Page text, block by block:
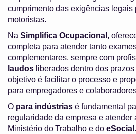
cumprimento das exigências legais
motoristas.
Na Simplifica Ocupacional ,
completa para atender tanto
complementares, sempre com
laudos liberados dentro dos
objetivo é facilitar o processo e
para empregadores e
O para indústrias é fundamental
regularidade da empresa e atender
Ministério do Trabalho e do eSocial